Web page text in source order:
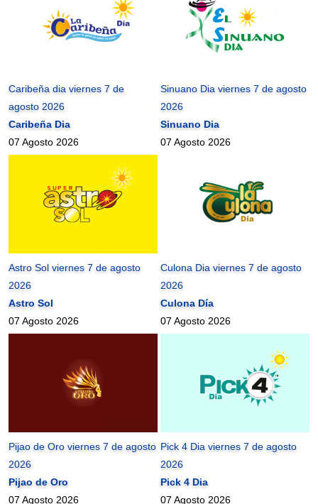
Caribeña dia viernes 7 de
agosto 2026
Caribeña Dia
07 Agosto 2026
Sinuano Dia viernes 7 de agosto
2026
Sinuano Dia
07 Agosto 2026
Astro Sol viernes 7 de agosto
2026
Astro Sol
07 Agosto 2026
Culona Dia viernes 7 de agosto
2026
Culona Día
07 Agosto 2026
Pijao de Oro viernes 7 de agosto
2026
Pijao de Oro
07 Agosto 2026
Pick 4 Dia viernes 7 de agosto
2026
Pick 4 Dia
07 Agosto 2026